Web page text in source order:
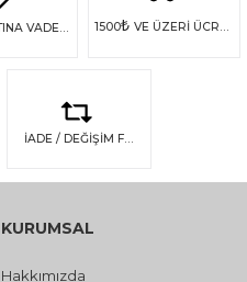
1500₺ VE ÜZERİ ÜCRETSİZ KARGO
İADE / DEĞİŞİM FIRSATI
KURUMSAL
Hakkımızda